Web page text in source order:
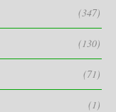
(347)
(130)
(71)
(1)